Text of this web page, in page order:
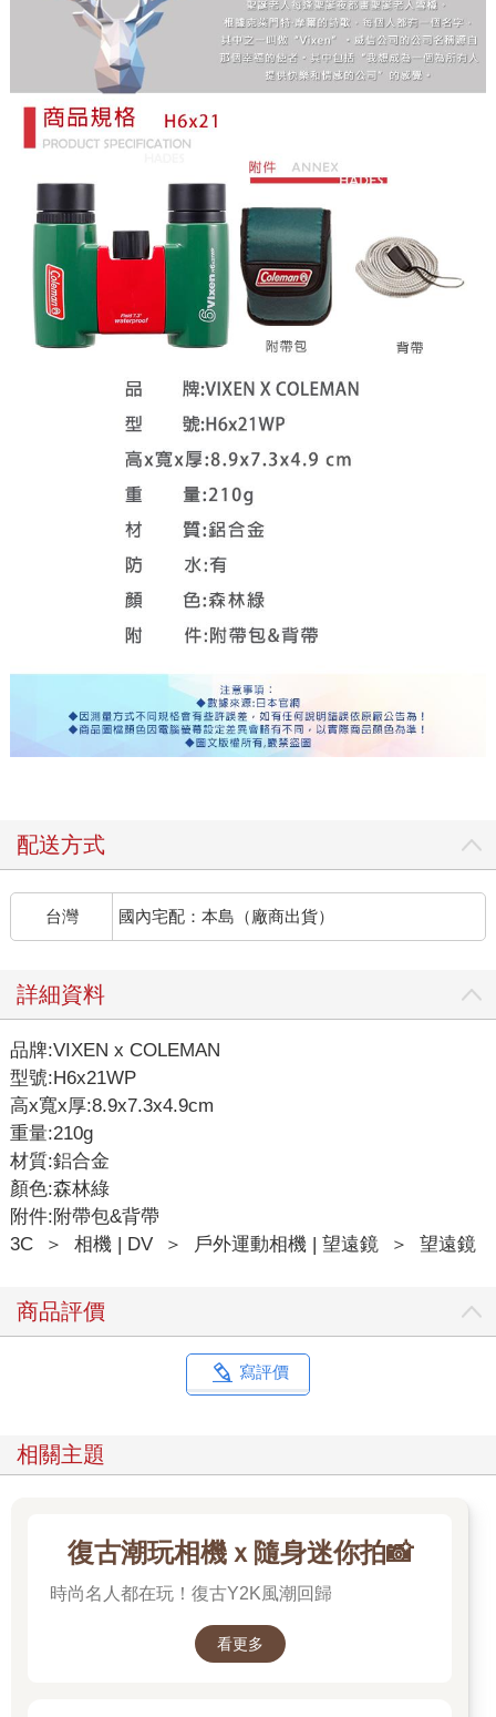
配送方式
台灣 國內宅配：本島（廠商出貨）
詳細資料
品牌:VIXEN x COLEMAN
型號:H6x21WP
高x寬x厚:8.9x7.3x4.9cm
重量:210g
材質:鋁合金
顏色:森林綠
附件:附帶包&背帶
3C
＞ 相機 | DV ＞ 戶外運動相機 | 望遠鏡 ＞ 望遠鏡
商品評價
寫評價
相關主題
復古潮玩相機ｘ隨身迷你拍📸
時尚名人都在玩！復古Y2K風潮回歸
看更多